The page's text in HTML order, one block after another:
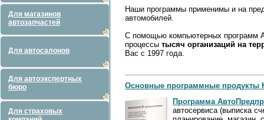
Для магазинов
автозапчастей
Для автосалонов
Для автоэкспертных
бюро
Для страховых
Наши программы применимы и на
автомобилей.
С помощью компьютерных программ
процессы тысяч организаций на
Вас с 1997 года.
Основные программные продукты
Программа
автосервиса (выписка